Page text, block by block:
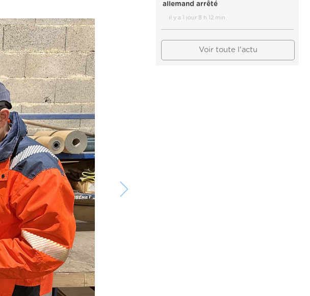
allemand arrêté
il y a 1 jour 8 h 12 min
Voir toute l'actu